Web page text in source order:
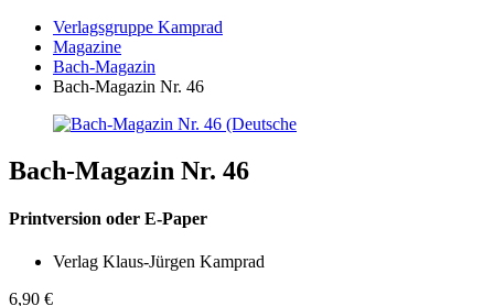
Verlagsgruppe Kamprad
Magazine
Bach-Magazin
Bach-Magazin Nr. 46
Bach-Magazin Nr. 46
Printversion oder E-Paper
Verlag Klaus-Jürgen Kamprad
6,90 €